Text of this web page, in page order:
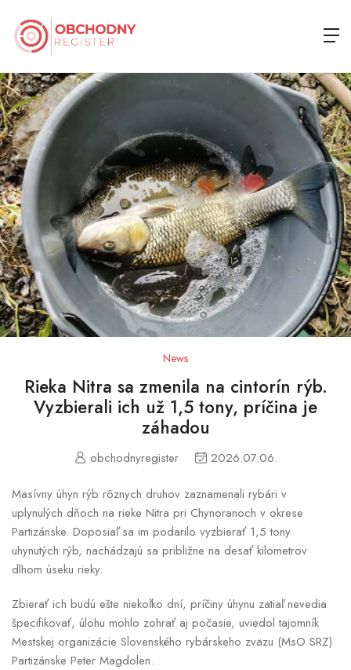
News
Rieka Nitra sa zmenila na cintorín rýb.
Vyzbierali ich už 1,5 tony, príčina je
záhadou
obchodnyregister 2026.07.06.
Masívny úhyn rýb rôznych druhov zaznamenali rybári v
uplynulých dňoch na rieke Nitra pri Chynoranoch v okrese
Partizánske. Doposiaľ sa im podarilo vyzbierať 1,5 tony
uhynutých rýb, nachádzajú sa približne na desať kilometrov
dlhom úseku rieky.
Zbierať ich budú ešte niekoľko dní, príčiny úhynu zatiaľ nevedia
špecifikovať, úlohu mohlo zohrať aj počasie, uviedol tajomník
Mestskej organizácie Slovenského rybárskeho zväzu (MsO SRZ)
Partizánske Peter Magdolen.